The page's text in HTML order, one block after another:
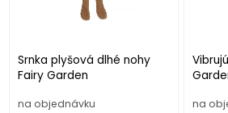
Srnka plyšová dlhé nohy
Fairy Garden
na objednávku na